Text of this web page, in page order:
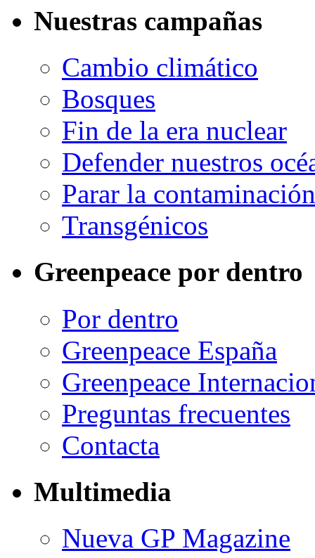
Nuestras campañas
Cambio climático
Bosques
Fin de la era nuclear
Defender nuestros
Parar la contaminación
Transgénicos
Greenpeace por dentro
Por dentro
Greenpeace España
Greenpeace
Preguntas frecuentes
Contacta
Multimedia
Nueva GP Magazine